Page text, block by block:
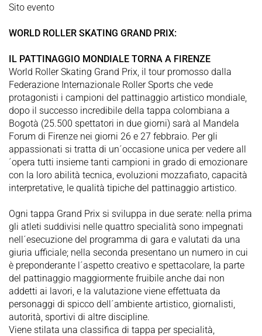
Sito evento
WORLD ROLLER SKATING GRAND PRIX:
IL PATTINAGGIO MONDIALE TORNA A FIRENZE
World Roller Skating Grand Prix, il tour promosso dalla
Federazione Internazionale Roller Sports che vede
protagonisti i campioni del pattinaggio artistico mondiale,
dopo il successo incredibile della tappa colombiana a
Bogotà (25.500 spettatori in due giorni) sarà al Mandela
Forum di Firenze nei giorni 26 e 27 febbraio. Per gli
appassionati si tratta di un´occasione unica per vedere all
´opera tutti insieme tanti campioni in grado di emozionare
con la loro abilità tecnica, evoluzioni mozzafiato, capacità
interpretative, le qualità tipiche del pattinaggio artistico.
Ogni tappa Grand Prix si sviluppa in due serate: nella prima
gli atleti suddivisi nelle quattro specialità sono impegnati
nell´esecuzione del programma di gara e valutati da una
giuria ufficiale; nella seconda presentano un numero in cui
è preponderante l´aspetto creativo e spettacolare, la parte
del pattinaggio maggiormente fruibile anche dai non
addetti ai lavori, e la valutazione viene effettuata da
personaggi di spicco dell´ambiente artistico, giornalisti,
autorità, sportivi di altre discipline.
Viene stilata una classifica di tappa per specialità,